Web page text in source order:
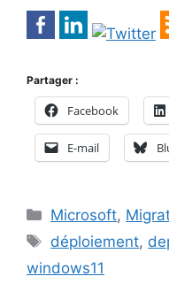
Partager :
Facebook
E-mail
Catégories
Microsoft,
Étiquettes
déploiement,
windows11